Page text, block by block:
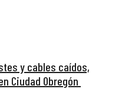
y cables caídos,
Ciudad Obregón